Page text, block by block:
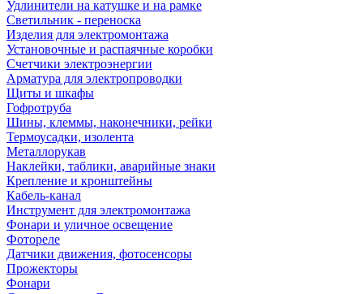
Удлинители на катушке и на рамке
Светильник - переноска
Изделия для электромонтажа
Установочные и распаячные коробки
Счетчики электроэнергии
Арматура для электропроводки
Щиты и шкафы
Гофротруба
Шины, клеммы, наконечники, рейки
Термоусадки, изолента
Металлорукав
Наклейки, таблики, аварийные знаки
Крепление и кронштейны
Кабель-канал
Инструмент для электромонтажа
Фонари и уличное освещение
Фотореле
Датчики движения, фотосенсоры
Прожекторы
Фонари